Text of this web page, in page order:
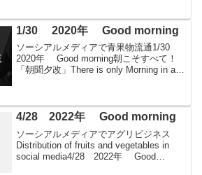
1/30 2020年 Good morning
ソーシアルメディアで青果物流通1/30
2020年 Good morning朝こそすべて！
「朝聞夕改」There is only Morning in all
4/28 2022年 Good morning
ソーシアルメディアでアグリビジネス
Distribution of fruits and vegetables in
social media4/28 2022年 Good